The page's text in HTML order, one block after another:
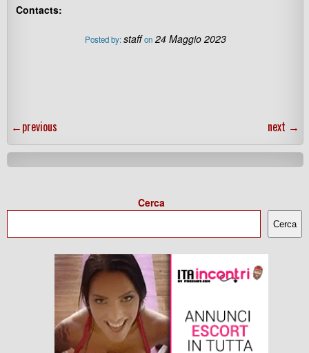
Contacts:
Posted by:staff on 24 Maggio 2023
←previous next →
Cerca
Cerca